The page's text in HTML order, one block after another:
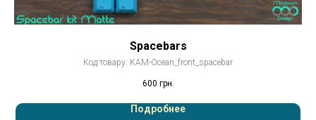
Spacebars
Код товару: KAM-Ocean_front_spacebar
600 грн.
Подробнее